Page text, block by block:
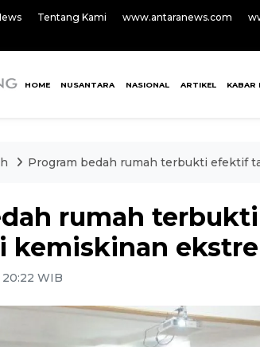
Tentang Kami www.antaranews.com
HOME NUSANTARA NASIONAL ARTIKEL KABAR
Program bedah rumah terbukti efektif
rumah
kemiskinan
WIB